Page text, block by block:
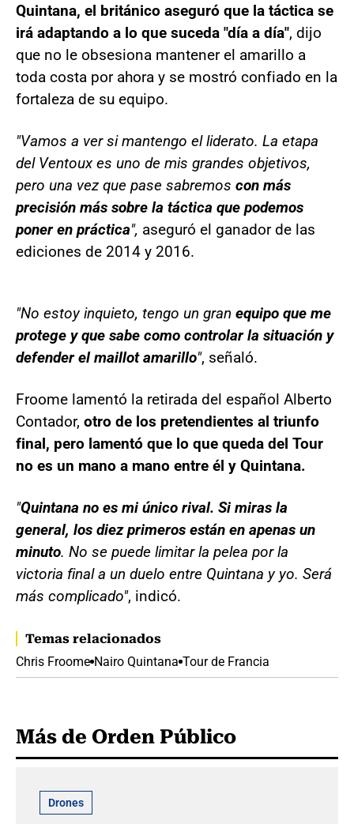
Quintana, el británico aseguró que la táctica se
irá adaptando a lo que suceda "día a día", dijo
que no le obsesiona mantener el amarillo a
toda costa por ahora y se mostró confiado en la
fortaleza de su equipo.
"Vamos a ver si mantengo el liderato. La etapa
del Ventoux es uno de mis grandes objetivos,
pero una vez que pase sabremos con más
precisión más sobre la táctica que podemos
poner en práctica", aseguró el ganador de las
ediciones de 2014 y 2016.
"No estoy inquieto, tengo un gran equipo que me
protege y que sabe como controlar la situación y
defender el maillot amarillo", señaló.
Froome lamentó la retirada del español Alberto
Contador, otro de los pretendientes al triunfo
final, pero lamentó que lo que queda del Tour
no es un mano a mano entre él y Quintana.
"Quintana no es mi único rival. Si miras la
general, los diez primeros están en apenas un
minuto. No se puede limitar la pelea por la
victoria final a un duelo entre Quintana y yo. Será
más complicado", indicó.
Temas relacionados
Chris Froome Nairo Quintana Tour de Francia
Más de Orden Público
Drones